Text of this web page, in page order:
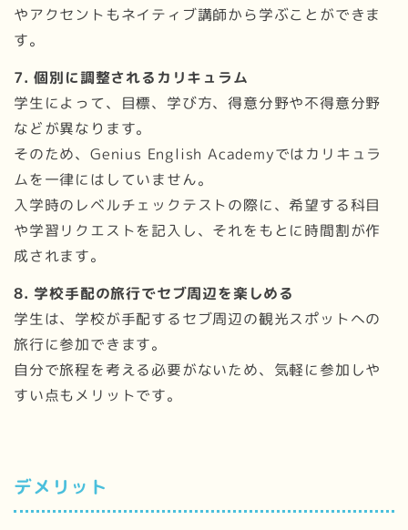
やアクセントもネイティブ講師から学ぶことができま
す。
7. 個別に調整されるカリキュラム
学生によって、目標、学び方、得意分野や不得意分野
などが異なります。
そのため、Genius English Academyではカリキュラ
ムを一律にはしていません。
入学時のレベルチェックテストの際に、希望する科目
や学習リクエストを記入し、それをもとに時間割が作
成されます。
8. 学校手配の旅行でセブ周辺を楽しめる
学生は、学校が手配するセブ周辺の観光スポットへの
旅行に参加できます。
自分で旅程を考える必要がないため、気軽に参加しや
すい点もメリットです。
デメリット